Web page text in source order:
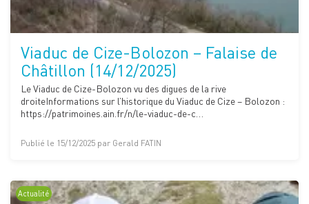
Viaduc de Cize-Bolozon – Falaise de
Châtillon (14/12/2025)
Le Viaduc de Cize-Bolozon vu des digues de la rive
droiteInformations sur l’historique du Viaduc de Cize – Bolozon :
https://patrimoines.ain.fr/n/le-viaduc-de-c…
Publié le 15/12/2025 par Gerald FATIN
Actualité